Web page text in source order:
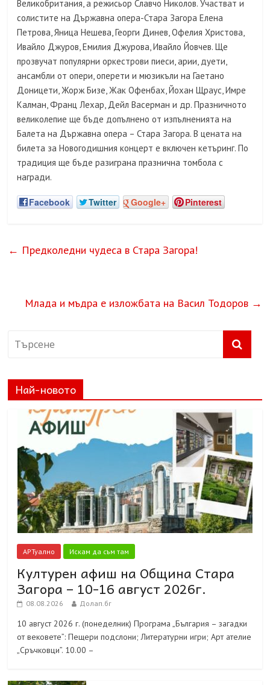
Великобритания, а режисьор Славчо Николов. Участват и
солистите на Държавна опера-Стара Загора Елена
Петрова, Яница Нешева, Георги Динев, Офелия Христова,
Ивайло Джуров, Емилия Джурова, Ивайло Йовчев. Ще
прозвучат популярни оркестрови пиеси, арии, дуети,
ансамбли от опери, оперети и мюзикъли на Гаетано
Доницети, Жорж Бизе, Жак Офенбах, Йохан Щраус, Имре
Калман, Франц Лехар, Дейл Васерман и др. Празничното
великолепие ще бъде допълнено от изпълненията на
Балета на Държавна опера – Стара Загора. В цената на
билета за Новогодишния концерт е включен кетъринг. По
традиция ще бъде разиграна празнична томбола с
награди.
Facebook Twitter Google+ Pinterest
← Предколедни чудеса в Стара Загора!
Млада и мъдра е изложбата на Васил Тодоров →
Най-новото
АРТуално Искам да съм там
Културен афиш на Община Стара
Загора – 10-16 август 2026г.
08.08.2026 Долап.бг
10 август 2026 г. (понеделник) Програма „България – загадки
от вековете”: Пещери подслони; Литературни игри; Арт ателие
„Сръчковци”. 10.00 –